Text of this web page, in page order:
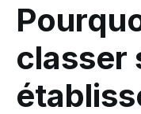
classer